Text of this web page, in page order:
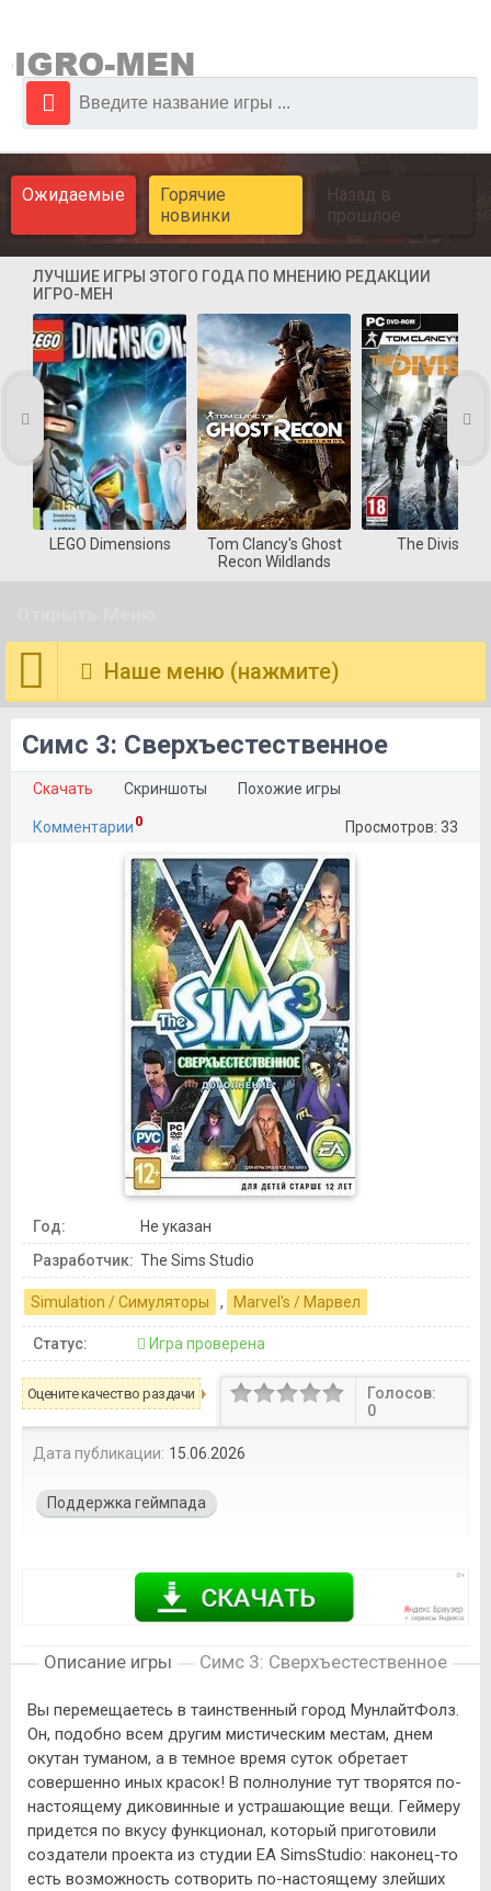
Ожидаемые
Горячие
новинки
Назад в
прошлое
ЛУЧШИЕ ИГРЫ ЭТОГО ГОДА ПО МНЕНИЮ РЕДАКЦИИ
ИГРО-МЕН
LEGO Dimensions
Tom Clancy's Ghost
Recon Wildlands
The Division
Наше меню (нажмите)
Симс 3: Сверхъестественное
Скачать Скриншоты Похожие игры
Комментарии 0 Просмотров: 33
Год:
Не указан
Разработчик: The Sims Studio
Simulation / Симуляторы , Marvel's / Марвел
Статус: Игра проверена
Оцените качество раздачи
Голосов:
0
Дата публикации: 15.06.2026
Поддержка геймпада
Описание игры Симс 3: Сверхъестественное
Вы перемещаетесь в таинственный город МунлайтФолз.
Он, подобно всем другим мистическим местам, днем
окутан туманом, а в темное время суток обретает
совершенно иных красок! В полнолуние тут творятся по-
настоящему диковинные и устрашающие вещи. Геймеру
придется по вкусу функционал, который приготовили
создатели проекта из студии EA SimsStudio: наконец-то
есть возможность сотворить по-настоящему злейших